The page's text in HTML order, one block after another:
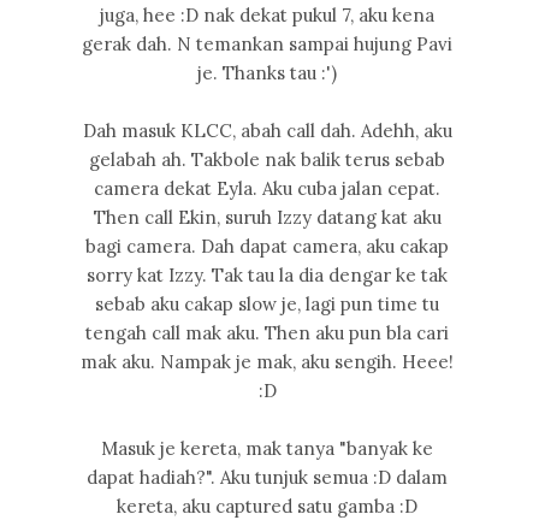
juga, hee :D nak dekat pukul 7, aku kena
gerak dah. N temankan sampai hujung Pavi
je. Thanks tau :')
Dah masuk KLCC, abah call dah. Adehh, aku
gelabah ah. Takbole nak balik terus sebab
camera dekat Eyla. Aku cuba jalan cepat.
Then call Ekin, suruh Izzy datang kat aku
bagi camera. Dah dapat camera, aku cakap
sorry kat Izzy. Tak tau la dia dengar ke tak
sebab aku cakap slow je, lagi pun time tu
tengah call mak aku. Then aku pun bla cari
mak aku. Nampak je mak, aku sengih. Heee!
:D
Masuk je kereta, mak tanya "banyak ke
dapat hadiah?". Aku tunjuk semua :D dalam
kereta, aku captured satu gamba :D